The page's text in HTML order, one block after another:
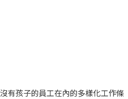
有孩子的員工在內的多樣化工作條